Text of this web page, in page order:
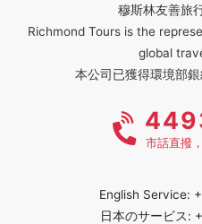
穆斯林友善旅
Richmond Tours is the
global
本公司已獲得環境部
市話直撥
English Service:
日本のサービス: